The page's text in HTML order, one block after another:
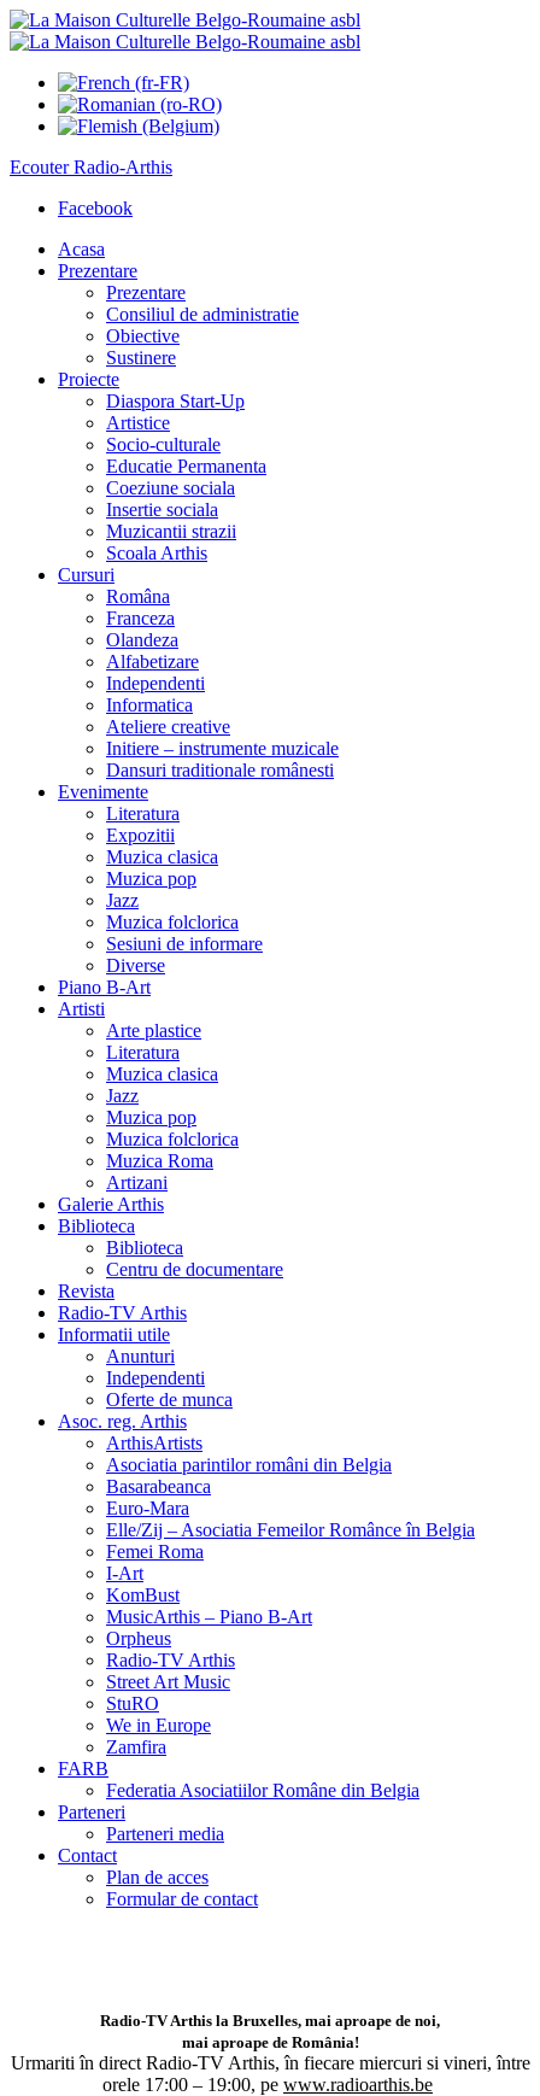
EcouterRadio-Arthis
Facebook
Acasa
Prezentare
Prezentare
Consiliul de administratie
Obiective
Sustinere
Proiecte
Diaspora Start-Up
Artistice
Socio-culturale
Educatie Permanenta
Coeziune sociala
Insertie sociala
Muzicantii strazii
Scoala Arthis
Cursuri
Româna
Franceza
Olandeza
Alfabetizare
Independenti
Informatica
Ateliere creative
Initiere – instrumente muzicale
Dansuri traditionale românesti
Evenimente
Literatura
Expozitii
Muzica clasica
Muzica pop
Jazz
Muzica folclorica
Sesiuni de informare
Diverse
Piano B-Art
Artisti
Arte plastice
Literatura
Muzica clasica
Jazz
Muzica pop
Muzica folclorica
Muzica Roma
Artizani
Galerie Arthis
Biblioteca
Biblioteca
Centru de documentare
Revista
Radio-TV Arthis
Informatii utile
Anunturi
Independenti
Oferte de munca
Asoc. reg. Arthis
ArthisArtists
Asociatia parintilor români din Belgia
Basarabeanca
Euro-Mara
Elle/Zij – Asociatia Femeilor Românce în Belgia
Femei Roma
I-Art
KomBust
MusicArthis – Piano B-Art
Orpheus
Radio-TV Arthis
Street Art Music
StuRO
We in Europe
Zamfira
FARB
Federatia Asociatiilor Române din Belgia
Parteneri
Parteneri media
Contact
Plan de acces
Formular de contact
Radio-TV Arthis la Bruxelles, mai aproape de noi,
mai aproape de România!
Urmariti în direct Radio-TV Arthis, în fiecare miercuri si vineri, între
orele 17:00 – 19:00, pe www.radioarthis.be